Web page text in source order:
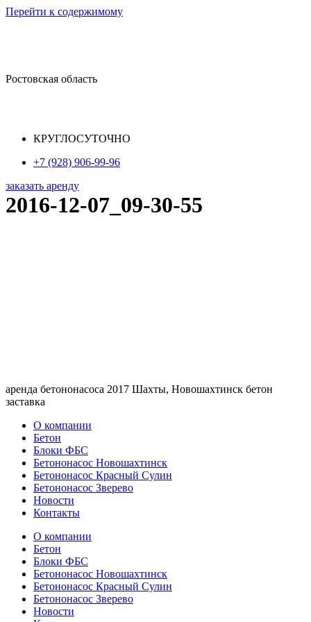
Перейти к содержимому
Ростовская область
КРУГЛОСУТОЧНО
+7 (928) 906-99-96
заказать аренду
2016-12-07_09-30-55
аренда бетононасоса 2017 Шахты, Новошахтинск бетон
заставка
О компании
Бетон
Блоки ФБС
Бетононасос Новошахтинск
Бетононасос Красный Сулин
Бетононасос Зверево
Новости
Контакты
О компании
Бетон
Блоки ФБС
Бетононасос Новошахтинск
Бетононасос Красный Сулин
Бетононасос Зверево
Новости